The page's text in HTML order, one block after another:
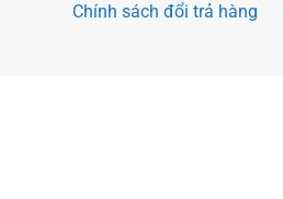
Chính sách đổi trả hàng